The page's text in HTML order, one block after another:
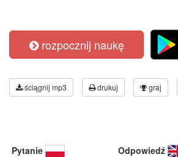
rozpocznij naukę
ściągnij mp3 drukuj graj
Pytanie Odpowiedź